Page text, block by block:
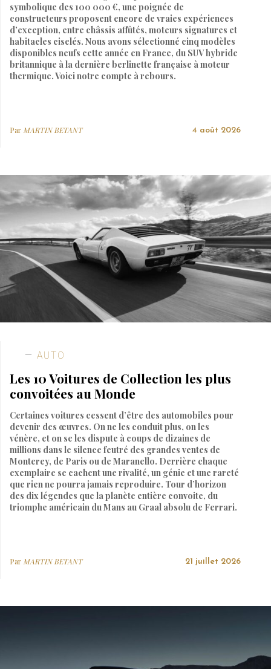
symbolique des 100 000 €, une poignée de
constructeurs proposent encore de vraies expériences
d’exception, entre châssis affûtés, moteurs signatures et
habitacles ciselés. Nous avons sélectionné cinq modèles
disponibles neufs cette année en France, du SUV hybride
britannique à la dernière berlinette française à moteur
thermique. Voici notre compte à rebours.
ParMARTIN BETANT 4 août 2026
AUTO
Les 10 Voitures de Collection les plus
convoitées au Monde
Certaines voitures cessent d’être des automobiles pour
devenir des œuvres. On ne les conduit plus, on les
vénère, et on se les dispute à coups de dizaines de
millions dans le silence feutré des grandes ventes de
Monterey, de Paris ou de Maranello. Derrière chaque
exemplaire se cachent une rivalité, un génie et une rareté
que rien ne pourra jamais reproduire. Tour d’horizon
des dix légendes que la planète entière convoite, du
triomphe américain du Mans au Graal absolu de Ferrari.
Par MARTIN BETANT 21 juillet 2026